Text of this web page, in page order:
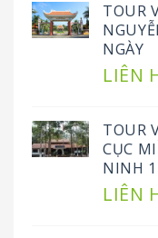
TOUR
NGÀY
LIÊN
TOUR
CỤC
NINH
LIÊN